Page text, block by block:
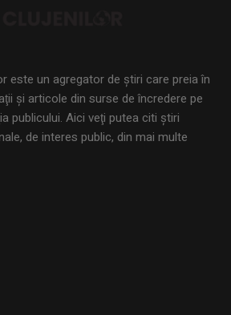
este un agregator de ştiri care preia în
şi articole din surse de încredere pe
publicului. Aici veţi putea citi ştiri
de interes public, din mai multe